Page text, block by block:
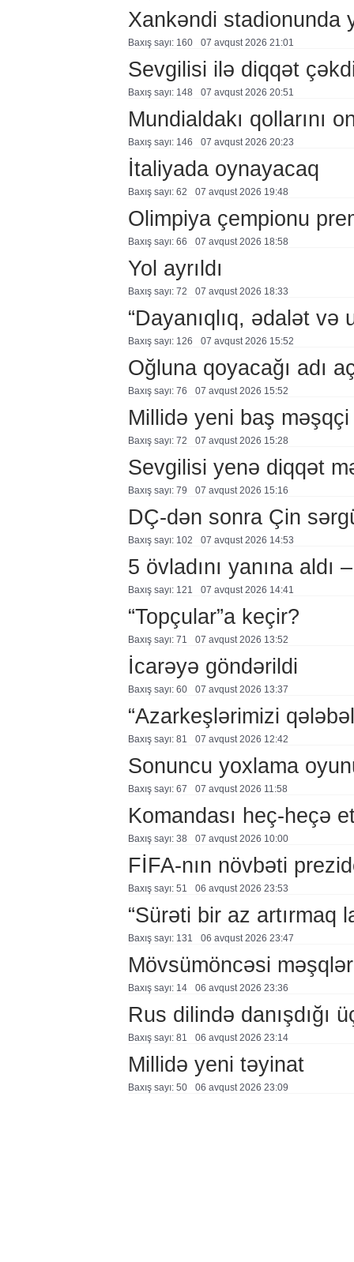
Xankəndi stadionunda
Baxış sayı: 160 07 avqust 2026 21:01
Sevgilisi ilə diqqət
Baxış sayı: 148 07 avqust 2026 20:51
Mundialdakı qollarını
Baxış sayı: 146 07 avqust 2026 20:23
İtaliyada oynayacaq
Baxış sayı: 62 07 avqust 2026 19:48
Olimpiya çempionu
Baxış sayı: 66 07 avqust 2026 18:58
Yol ayrıldı
Baxış sayı: 72 07 avqust 2026 18:33
“Dayanıqlıq, ədalət
Baxış sayı: 126 07 avqust 2026 15:52
Oğluna qoyacağı adı
Baxış sayı: 76 07 avqust 2026 15:52
Millidə yeni baş məşqçi
Baxış sayı: 72 07 avqust 2026 15:28
Sevgilisi yenə diqqət
Baxış sayı: 79 07 avqust 2026 15:16
DÇ-dən sonra Çin
Baxış sayı: 102 07 avqust 2026 14:53
5 övladını yanına aldı
Baxış sayı: 121 07 avqust 2026 14:41
“Topçular”a keçir?
Baxış sayı: 71 07 avqust 2026 13:52
İcarəyə göndərildi
Baxış sayı: 60 07 avqust 2026 13:37
“Azarkeşlərimizi
Baxış sayı: 81 07 avqust 2026 12:42
Sonuncu yoxlama
Baxış sayı: 67 07 avqust 2026 11:58
Komandası heç-heçə
Baxış sayı: 38 07 avqust 2026 10:00
FİFA-nın növbəti
Baxış sayı: 51 06 avqust 2026 23:53
“Sürəti bir az artırmaq
Baxış sayı: 131 06 avqust 2026 23:47
Mövsümöncəsi
Baxış sayı: 14 06 avqust 2026 23:36
Rus dilində danışdığı
Baxış sayı: 81 06 avqust 2026 23:14
Millidə yeni təyinat
Baxış sayı: 50 06 avqust 2026 23:09